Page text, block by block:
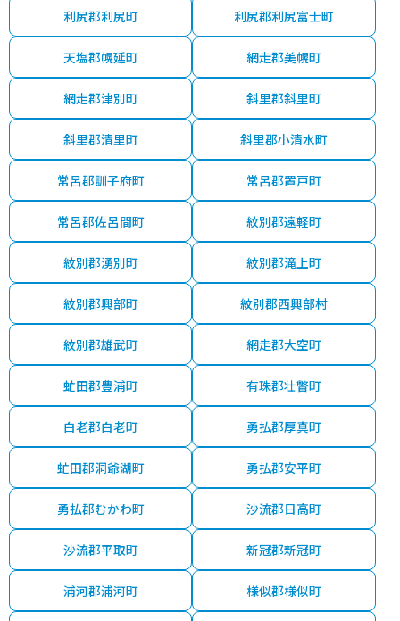
利尻郡利尻町 利尻郡利尻富士町
天塩郡幌延町 網走郡美幌町
網走郡津別町 斜里郡斜里町
斜里郡清里町 斜里郡小清水町
常呂郡訓子府町 常呂郡置戸町
常呂郡佐呂間町 紋別郡遠軽町
紋別郡湧別町 紋別郡滝上町
紋別郡興部町 紋別郡西興部村
紋別郡雄武町 網走郡大空町
虻田郡豊浦町 有珠郡壮瞥町
白老郡白老町 勇払郡厚真町
虻田郡洞爺湖町 勇払郡安平町
勇払郡むかわ町 沙流郡日高町
沙流郡平取町 新冠郡新冠町
浦河郡浦河町 様似郡様似町